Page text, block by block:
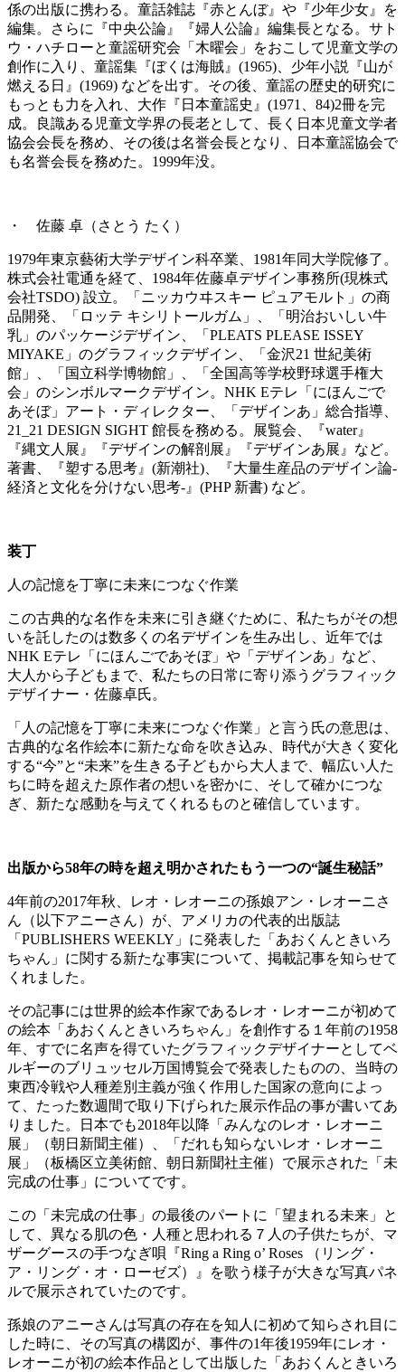
係の出版に携わる。童話雑誌『赤とんぼ』や『少年少女』を
編集。さらに『中央公論』『婦人公論』編集長となる。サト
ウ・ハチローと童謡研究会「木曜会」をおこして児童文学の
創作に入り、童謡集『ぼくは海賊』(1965)、少年小説『山が
燃える日』(1969) などを出す。その後、童謡の歴史的研究に
もっとも力を入れ、大作『日本童謡史』(1971、84)2冊を完
成。良識ある児童文学界の長老として、長く日本児童文学者
協会会長を務め、その後は名誉会長となり、日本童謡協会で
も名誉会長を務めた。1999年没。
・ 佐藤 卓（さとう たく）
1979年東京藝術大学デザイン科卒業、1981年同大学院修了。
株式会社電通を経て、1984年佐藤卓デザイン事務所(現株式
会社TSDO) 設立。「ニッカウヰスキー ピュアモルト」の商
品開発、「ロッテ キシリトールガム」、「明治おいしい牛
乳」のパッケージデザイン、「PLEATS PLEASE ISSEY
MIYAKE」のグラフィックデザイン、「金沢21 世紀美術
館」、「国立科学博物館」、「全国高等学校野球選手権大
会」のシンボルマークデザイン。NHK Eテレ「にほんごで
あそぼ」アート・ディレクター、「デザインあ」総合指導、
21_21 DESIGN SIGHT 館長を務める。展覧会、『water』
『縄文人展』『デザインの解剖展』『デザインあ展』など。
著書、『塑する思考』(新潮社)、『大量生産品のデザイン論-
経済と文化を分けない思考-』(PHP 新書) など。
装丁
人の記憶を丁寧に未来につなぐ作業
この古典的な名作を未来に引き継ぐために、私たちがその想
いを託したのは数多くの名デザインを生み出し、近年では
NHK Eテレ「にほんごであそぼ」や「デザインあ」など、
大人から子どもまで、私たちの日常に寄り添うグラフィック
デザイナー・佐藤卓氏。
「人の記憶を丁寧に未来につなぐ作業」と言う氏の意思は、
古典的な名作絵本に新たな命を吹き込み、時代が大きく変化
する“今”と“未来”を生きる子どもから大人まで、幅広い人た
ちに時を超えた原作者の想いを密かに、そして確かにつな
ぎ、新たな感動を与えてくれるものと確信しています。
出版から58年の時を超え明かされたもう一つの“誕生秘話”
4年前の2017年秋、レオ・レオーニの孫娘アン・レオーニさ
ん（以下アニーさん）が、アメリカの代表的出版誌
「PUBLISHERS WEEKLY」に発表した「あおくんときいろ
ちゃん」に関する新たな事実について、掲載記事を知らせて
くれました。
その記事には世界的絵本作家であるレオ・レオーニが初めて
の絵本「あおくんときいろちゃん」を創作する１年前の1958
年、すでに名声を得ていたグラフィックデザイナーとしてベ
ルギーのブリュッセル万国博覧会で発表したものの、当時の
東西冷戦や人種差別主義が強く作用した国家の意向によっ
て、たった数週間で取り下げられた展示作品の事が書いてあ
りました。日本でも2018年以降「みんなのレオ・レオーニ
展」（朝日新聞主催）、「だれも知らないレオ・レオーニ
展」（板橋区立美術館、朝日新聞社主催）で展示された「未
完成の仕事」についてです。
この「未完成の仕事」の最後のパートに「望まれる未来」と
して、異なる肌の色・人種と思われる７人の子供たちが、マ
ザーグースの手つなぎ唄『Ring a Ring o’ Roses （リング・
ア・リング・オ・ローゼズ）』を歌う様子が大きな写真パネ
ルで展示されていたのです。
孫娘のアニーさんは写真の存在を知人に初めて知らされ目に
した時に、その写真の構図が、事件の1年後1959年にレオ・
レオーニが初の絵本作品として出版した「あおくんときいろ